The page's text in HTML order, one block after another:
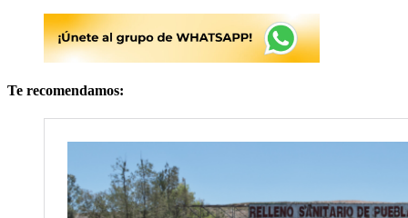
Te recomendamos: